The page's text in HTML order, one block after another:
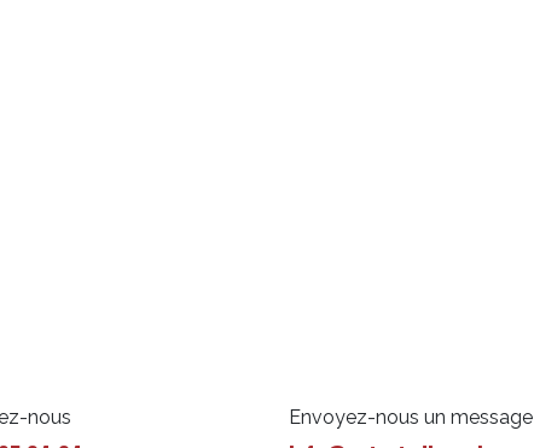
nous Envoyez-nous un message